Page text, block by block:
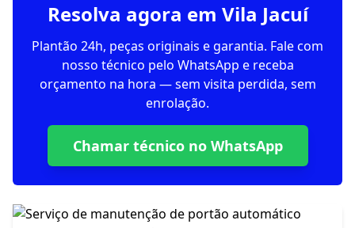
Resolva agora em Vila Jacuí
Plantão 24h, peças originais e garantia. Fale com
nosso técnico pelo WhatsApp e receba
orçamento na hora — sem visita perdida, sem
enrolação.
Chamar técnico no WhatsApp